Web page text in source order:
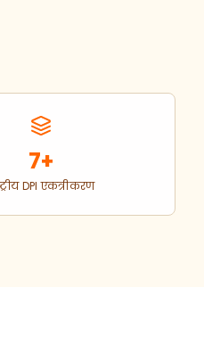
7+
DPI एकत्रीकरण